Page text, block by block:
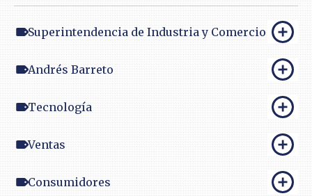
Superintendencia de Industria y Comercio
Andrés Barreto
Tecnología
Ventas
Consumidores